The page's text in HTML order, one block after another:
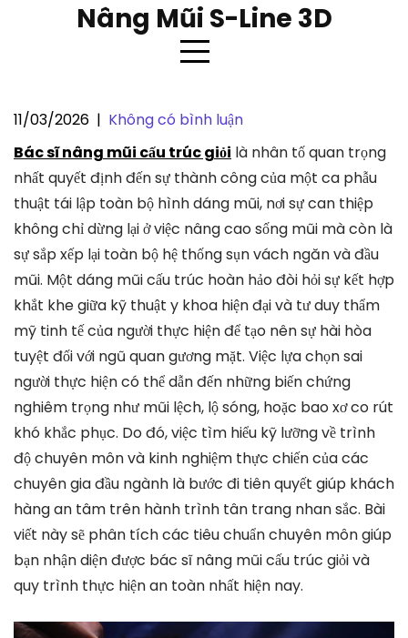
Nâng Mũi S-Line 3D
Bác sĩ nâng mũi cấu trúc giỏi
11/03/2026 | Không có bình luận
Bác sĩ nâng mũi cấu trúc giỏi là nhân tố quan trọng
nhất quyết định đến sự thành công của một ca phẫu
thuật tái lập toàn bộ hình dáng mũi, nơi sự can thiệp
không chỉ dừng lại ở việc nâng cao sống mũi mà còn là
sự sắp xếp lại toàn bộ hệ thống sụn vách ngăn và đầu
mũi. Một dáng mũi cấu trúc hoàn hảo đòi hỏi sự kết hợp
khắt khe giữa kỹ thuật y khoa hiện đại và tư duy thẩm
mỹ tinh tế của người thực hiện để tạo nên sự hài hòa
tuyệt đối với ngũ quan gương mặt. Việc lựa chọn sai
người thực hiện có thể dẫn đến những biến chứng
nghiêm trọng như mũi lệch, lộ sóng, hoặc bao xơ co rút
khó khắc phục. Do đó, việc tìm hiểu kỹ lưỡng về trình
độ chuyên môn và kinh nghiệm thực chiến của các
chuyên gia đầu ngành là bước đi tiên quyết giúp khách
hàng an tâm trên hành trình tân trang nhan sắc. Bài
viết này sẽ phân tích các tiêu chuẩn chuyên môn giúp
bạn nhận diện được bác sĩ nâng mũi cấu trúc giỏi và
quy trình thực hiện an toàn nhất hiện nay.